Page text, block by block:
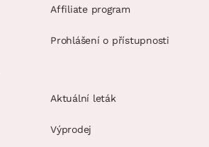
Affiliate program
Prohlášení o přístupnosti
Aktuální leták
Výprodej